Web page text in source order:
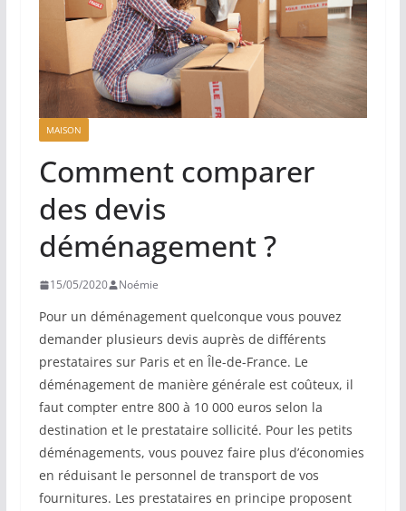
MAISON
Comment comparer
des devis
déménagement ?
15/05/2020 Noémie
Pour un déménagement quelconque vous pouvez
demander plusieurs devis auprès de différents
prestataires sur Paris et en Île-de-France. Le
déménagement de manière générale est coûteux, il
faut compter entre 800 à 10 000 euros selon la
destination et le prestataire sollicité. Pour les petits
déménagements, vous pouvez faire plus d’économies
en réduisant le personnel de transport de vos
fournitures. Les prestataires en principe proposent